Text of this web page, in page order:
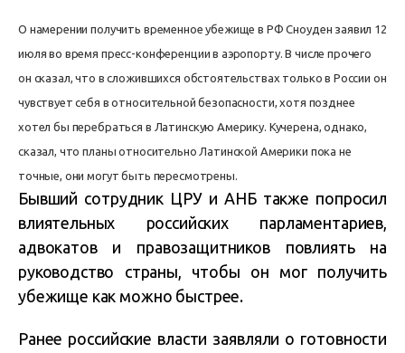
О намерении получить временное убежище в РФ Сноуден заявил 12
июля во время пресс-конференции в аэропорту. В числе прочего
он сказал, что в сложившихся обстоятельствах только в России он
чувствует себя в относительной безопасности, хотя позднее
хотел бы перебраться в Латинскую Америку. Кучерена, однако,
сказал, что планы относительно Латинской Америки пока не
точные, они могут быть пересмотрены.
Бывший сотрудник ЦРУ и АНБ также попросил
влиятельных российских парламентариев,
адвокатов и правозащитников повлиять на
руководство страны, чтобы он мог получить
убежище как можно быстрее.
Ранее российские власти заявляли о готовности